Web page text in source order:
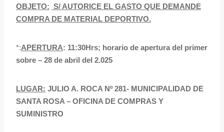
OBJETO: S/ AUTORICE EL GASTO QUE DEMANDE
COMPRA DE MATERIAL DEPORTIVO.
*:APERTURA: 11:30Hrs; horario de apertura del primer
sobre – 28 de abril del 2.025
LUGAR: JULIO A. ROCA Nº 281- MUNICIPALIDAD DE
SANTA ROSA – OFICINA DE COMPRAS Y
SUMINISTRO